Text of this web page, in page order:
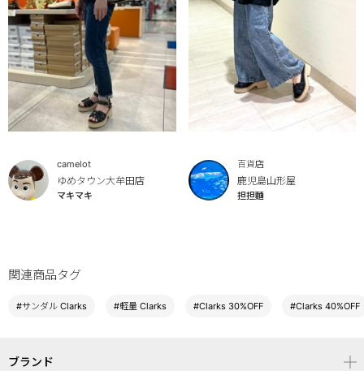
camelot
ゆめタウン大牟田店
マキマキ
百貨店
鹿児島山形屋
担担麵
関連商品タグ
#サンダル Clarks #軽量 Clarks #Clarks 30%OFF #Clarks 40%OFF
ブランド